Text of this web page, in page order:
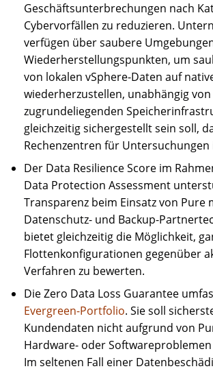
Geschäftsunterbrechungen nach
Cybervorfällen zu reduzieren.
verfügen über saubere
Wiederherstellungspunkten, um
von lokalen vSphere-Daten auf
wiederherzustellen, unabhängig
zugrundeliegenden
gleichzeitig sichergestellt sein soll,
Rechenzentren für
Der Data Resilience Score im
Data Protection Assessment
Transparenz beim Einsatz von Pure
Datenschutz- und Backup-
bietet gleichzeitig die Möglichkeit,
Flottenkonfigurationen gegenüber
Verfahren zu bewerten.
Die Zero Data Loss Guarantee
Evergreen-Portfolio. Sie soll
Kundendaten nicht aufgrund von
Hardware- oder
Im seltenen Fall einer